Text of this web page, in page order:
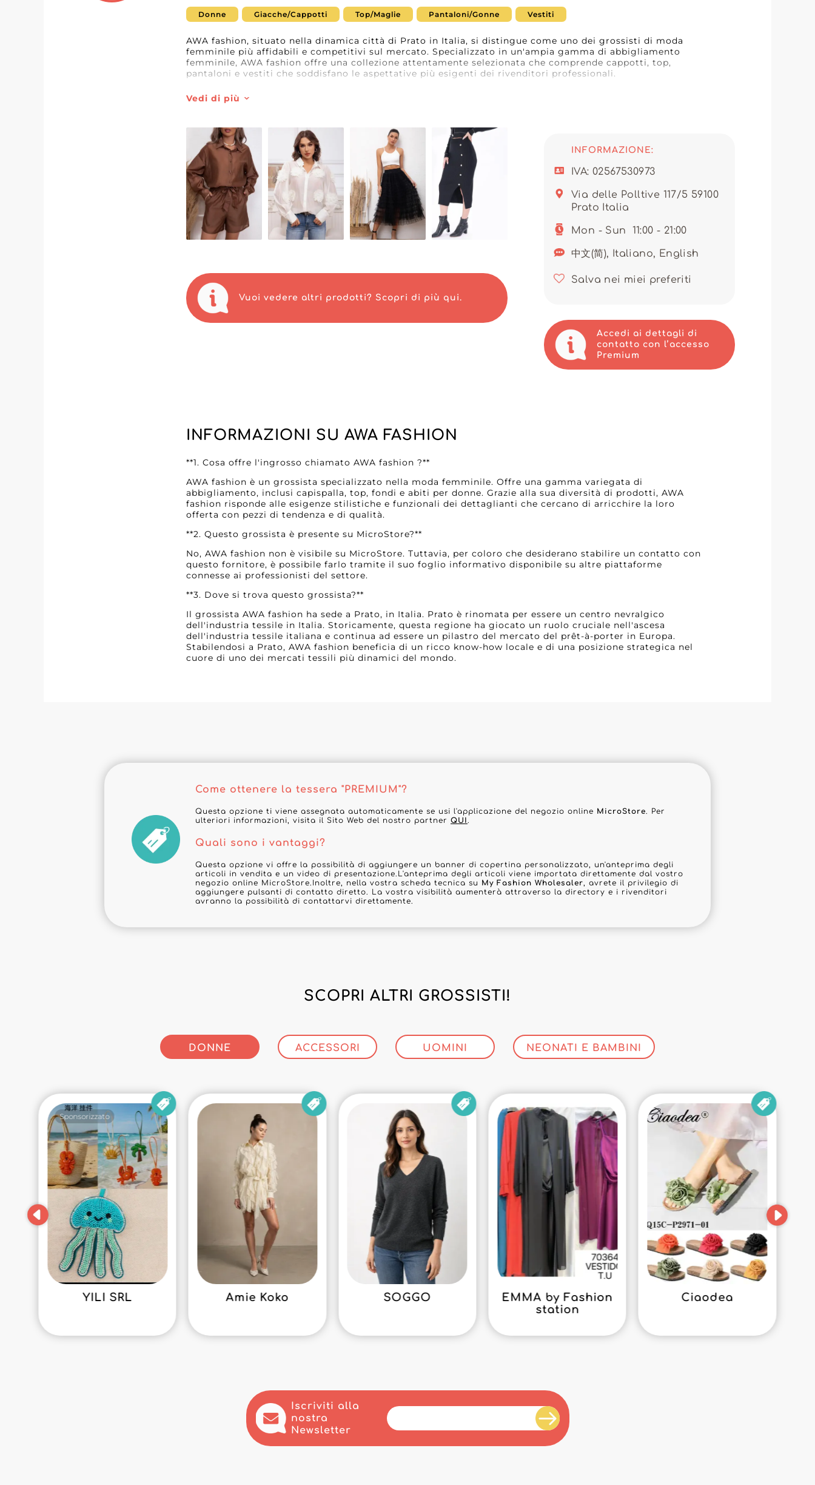
Donne Giacche/Cappotti Top/Maglie Pantaloni/Gonne Vestiti
AWA fashion, situato nella dinamica città di Prato in Italia, si distingue come uno dei grossisti di moda
femminile più affidabili e competitivi sul mercato. Specializzato in un'ampia gamma di abbigliamento
femminile, AWA fashion offre una collezione attentamente selezionata che comprende cappotti, top,
pantaloni e vestiti che soddisfano le aspettative più esigenti dei rivenditori professionali.
Riconosciuto per la qualità eccezionale dei suoi prodotti, AWA fashion si concentra su design alla moda
realizzati con materiali di prima qualità, garantendo durabilità e stile ad ogni pezzo. I rivenditori partner
clientela variegata che desidera aggiungere tocchi sofisticati e moderni ai loro guardaroba.
I rivenditori che collaborano con AWA fashion godono di vantaggi significativi. Questo grossista utilizza la
tecnologia MicroStore, uno strumento moderno che semplifica il processo di ordinazione e ottimizza
l'esperienza di acquisto online. Questa piattaforma intuitiva permette di gestire efficacemente le scorte,
offrendo allo stesso tempo un supporto clienti reattivo e personalizzato. Così, ogni commercio può
sviluppare il proprio negozio con serenità, supportato da un servizio professionale e attento.
La reputazione di AWA fashion si basa sulla sua capacità di fornire prodotti all'ingrosso di alta qualità,
consegnati nei tempi previsti, a prezzi competitivi. È un partner di scelta per coloro che cercano di
massimizzare la redditività mentre soddisfano pienamente la loro clientela. Scegliendo AWA fashion, i
rivenditori assicurano una collaborazione basata su fiducia e successo, in un mercato in continua
Vedi di più
Vuoi vedere altri prodotti? Scopri di più qui.
INFORMAZIONE:
IVA: 02567530973
Via delle Polltive 117/5 59100
Prato Italia
Mon - Sun 11:00 - 21:00
中文(简), Italiano, English
Salva nei miei preferiti
Accedi ai dettagli di
contatto con l’accesso
Premium
INFORMAZIONI SU AWA FASHION
**1. Cosa offre l'ingrosso chiamato AWA fashion ?**
AWA fashion è un grossista specializzato nella moda femminile. Offre una gamma variegata di
abbigliamento, inclusi capispalla, top, fondi e abiti per donne. Grazie alla sua diversità di prodotti, AWA
fashion risponde alle esigenze stilistiche e funzionali dei dettaglianti che cercano di arricchire la loro
offerta con pezzi di tendenza e di qualità.
**2. Questo grossista è presente su MicroStore?**
No, AWA fashion non è visibile su MicroStore. Tuttavia, per coloro che desiderano stabilire un contatto con
questo fornitore, è possibile farlo tramite il suo foglio informativo disponibile su altre piattaforme
connesse ai professionisti del settore.
**3. Dove si trova questo grossista?**
Il grossista AWA fashion ha sede a Prato, in Italia. Prato è rinomata per essere un centro nevralgico
dell'industria tessile in Italia. Storicamente, questa regione ha giocato un ruolo cruciale nell'ascesa
dell'industria tessile italiana e continua ad essere un pilastro del mercato del prêt-à-porter in Europa.
Stabilendosi a Prato, AWA fashion beneficia di un ricco know-how locale e di una posizione strategica nel
cuore di uno dei mercati tessili più dinamici del mondo.
Come ottenere la tessera "PREMIUM"?
Questa opzione ti viene assegnata automaticamente se usi l'applicazione del negozio online MicroStore. Per
ulteriori informazioni, visita il Sito Web del nostro partner QUI.
Quali sono i vantaggi?
Questa opzione vi offre la possibilità di aggiungere un banner di copertina personalizzato, un'anteprima degli
articoli in vendita e un video di presentazione.L'anteprima degli articoli viene importata direttamente dal vostro
negozio online MicroStore.Inoltre, nella vostra scheda tecnica su My Fashion Wholesaler, avrete il privilegio di
aggiungere pulsanti di contatto diretto. La vostra visibilità aumenterà attraverso la directory e i rivenditori
avranno la possibilità di contattarvi direttamente.
SCOPRI ALTRI GROSSISTI!
DONNE ACCESSORI UOMINI NEONATI E BAMBINI
Sponsorizzato
YILI SRL Amie Koko SOGGO
EMMA by Fashion
station
Ciaodea
Iscriviti alla
nostra
Newsletter